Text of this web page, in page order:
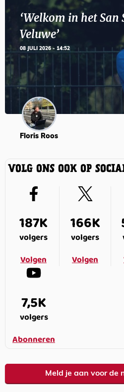
‘Welkom in het San
Veluwe’
08 JULI 2026 - 14:52
Floris Roos
VOLG ONS OOK OP
187K
volgers
Volgen
166K
volgers
Volgen
7,5K
volgers
Abonneren
Meld je aan voor de